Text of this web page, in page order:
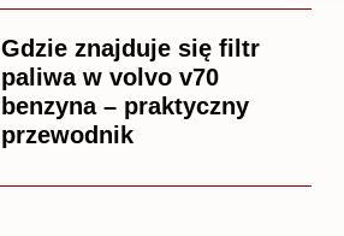
Gdzie znajduje się filtr
paliwa w volvo v70
benzyna – praktyczny
przewodnik